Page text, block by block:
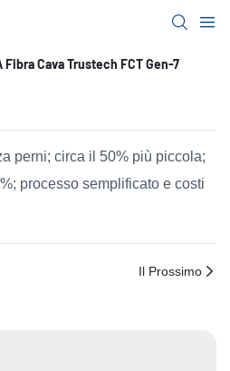
Cava Trustech FCT Gen-7
perni; circa il 50% più piccola;
processo semplificato e costi
Il Prossimo